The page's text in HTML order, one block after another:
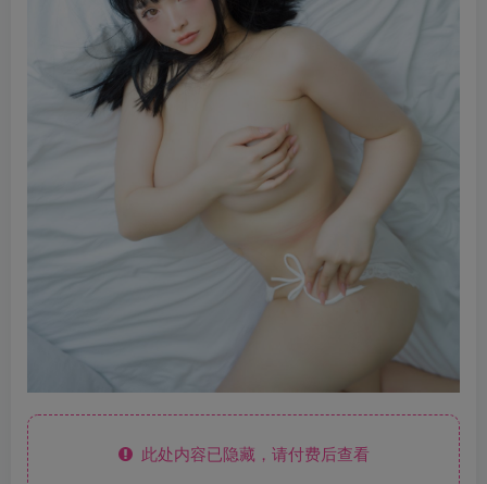
此处内容已隐藏，请付费后查看